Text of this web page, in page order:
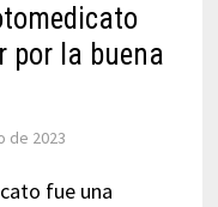
por la buena
de 2023
fue una